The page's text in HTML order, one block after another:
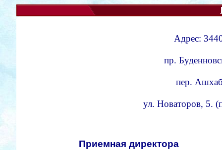
Адрес:
пр.
пер.
ул. Новаторов, 5.
Приемная директора